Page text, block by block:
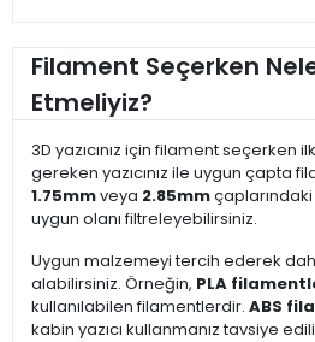
Filament Seçerken
Etmeliyiz?
3D yazıcınız için filament seçerken
gereken yazıcınız ile uygun çapta
1.75mmveya 2.85mm
uygun olanı filtreleyebilirsiniz.
Uygun malzemeyi tercih ederek
alabilirsiniz. Örneğin, PLA
kullanılabilen filamentlerdir. ABS
kabin yazıcı kullanmanız tavsiye